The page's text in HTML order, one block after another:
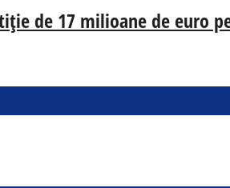
de 17 milioane de euro